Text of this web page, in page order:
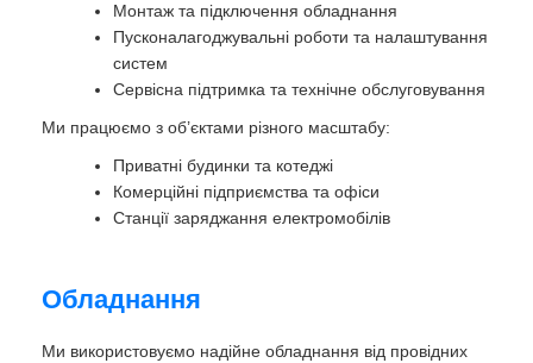
Монтаж та підключення обладнання
Пусконалагоджувальні роботи та налаштування
систем
Сервісна підтримка та технічне обслуговування
Ми працюємо з об’єктами різного масштабу:
Приватні будинки та котеджі
Комерційні підприємства та офіси
Станції заряджання електромобілів
Обладнання
Ми використовуємо надійне обладнання від провідних